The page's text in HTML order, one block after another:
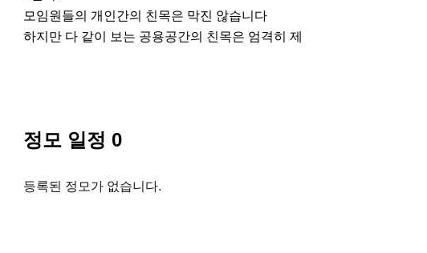
모임원들의 개인간의 친목은 막진 않습니다
하지만 다 같이 보는 공용공간의 친목은 엄격히 제
정모 일정 0
등록된 정모가 없습니다.